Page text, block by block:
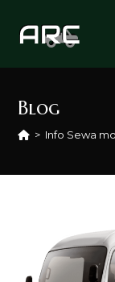
Blog
> Info Sewa